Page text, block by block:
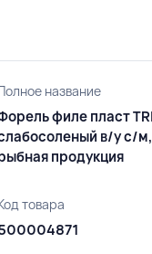
название
филе пласт
в/у с/
продукция
товара